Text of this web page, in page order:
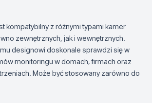
kompatybilny z różnymi typami kamer
zewnętrznych, jak i wewnętrznych.
designowi doskonale sprawdzi się w
monitoringu w domach, firmach oraz
Może być stosowany zarówno do